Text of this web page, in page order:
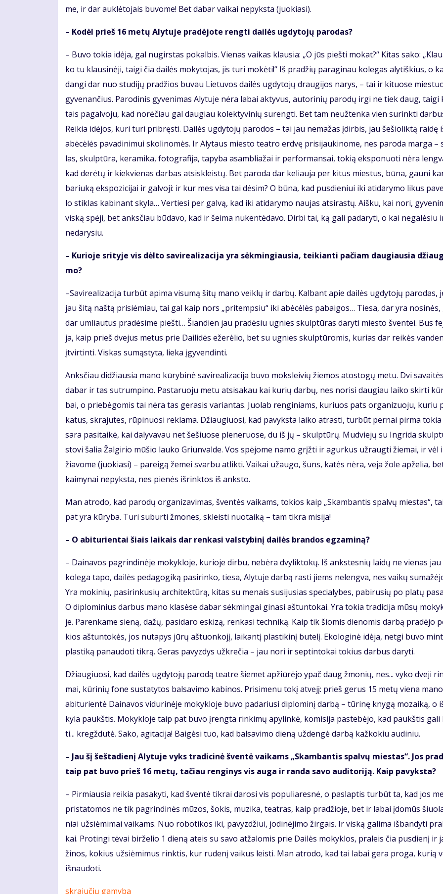
me, ir dar auk­lė­to­jais bu­vo­me! Bet da­bar vai­kai ne­pyks­ta (juo­kia­si).
– Ko­dėl prieš 16 me­tų Aly­tu­je pra­dė­jo­te reng­ti dai­lės ug­dy­to­jų pa­ro­das?
– Bu­vo to­kia idė­ja, gal nu­girs­tas po­kal­bis. Vie­nas vai­kas klau­sia: „O jūs pieš­ti mo­kat?“ Ki­tas sa­ko:
ko tu klau­si­nė­ji, tai­gi čia dai­lės mo­ky­to­jas, jis tu­ri mo­kė­ti!“ Iš pra­džių pa­ra­gi­nau ko­le­gas aly­tiš­kius, o
dan­gi dar nuo stu­di­jų pra­džios bu­vau Lie­tu­vos dai­lės ug­dy­to­jų drau­gi­jos na­rys, – tai ir ki­tuo­se
gy­ve­nan­čius. Pa­ro­di­nis gy­ve­ni­mas Aly­tu­je nė­ra la­bai ak­ty­vus, au­to­ri­nių pa­ro­dų ir­gi ne tiek daug,
tais pa­gal­vo­ju, kad no­rė­čiau gal dau­giau ko­lek­ty­vi­nių su­reng­ti. Bet tam ne­už­ten­ka vien su­rink­ti
Rei­kia idė­jos, ku­ri tu­ri pri­bręs­ti. Dai­lės ug­dy­to­jų pa­ro­dos – tai jau ne­ma­žas įdir­bis, jau še­šio­lik­tą rai­dę
abė­cė­lės pa­va­di­ni­mui sko­li­no­mės. Ir Aly­taus mies­to te­at­ro erd­vę pri­si­jau­ki­no­me, nes pa­ro­da mar­ga
las, skulp­tū­ra, ke­ra­mi­ka, fo­to­gra­fi­ja, ta­py­ba asam­blia­žai ir per­for­man­sai, to­kią eksponuoti nė­ra
kad de­rė­tų ir kiek­vie­nas dar­bas at­si­skleis­tų. Bet pa­ro­da dar ke­liau­ja per ki­tus mies­tus, bū­na, gau­ni
ba­riu­ką eks­po­zi­ci­jai ir gal­vo­ji: ir kur mes vi­sa tai dė­sim? O bū­na, kad pus­die­niui iki ati­da­ry­mo li­kus
lo stik­las ka­bi­nant sky­la… Ver­tie­si per gal­vą, kad iki ati­da­ry­mo nau­jas at­si­ras­tų. Aiš­ku, kai no­ri,
vis­ką spė­ji, bet anks­čiau bū­da­vo, kad ir šei­ma nu­ken­tė­da­vo. Dir­bi tai, ką ga­li pa­da­ry­ti, o kai ne­ga­lė­siu
ne­da­ry­siu.
– Ku­rio­je sri­ty­je vis dėl­to sa­vi­re­a­li­za­ci­ja yra sėk­min­giau­sia, tei­kian­ti pa­čiam dau­giau­sia
mo?
–Sa­vi­re­a­li­za­ci­ja tur­būt ap­ima vi­su­mą ši­tų ma­no veik­lų ir dar­bų. Kal­bant apie dai­lės ug­dy­to­jų pa­ro­das,
jau ši­tą naš­tą pri­si­ė­miau, tai gal kaip nors „pritemp­siu“ iki abė­cė­lės pa­bai­gos… Tie­sa, dar yra no­si­nės,
dar um­liau­tus pra­dė­si­me pieš­ti… Šian­dien jau pra­dė­siu ug­nies skulp­tū­ras da­ry­ti mies­to šven­tei. Bus
ja, kaip prieš dve­jus me­tus prie Dai­li­dės eže­rė­lio, bet su ug­nies skulp­tū­ro­mis, ku­rias dar rei­kės
įtvirtinti. Viskas sumąstyta, lieka įgyvendinti.
Anks­čiau di­džiau­sia ma­no kū­ry­bi­nė sa­vi­re­a­li­za­ci­ja bu­vo moks­lei­vių žie­mos atos­to­gų me­tu. Dvi
da­bar ir tas su­trum­pi­no. Pas­ta­ruo­ju me­tu at­si­sa­kau kai ku­rių dar­bų, nes no­ri­si dau­giau lai­ko skir­ti
bai, o prie­bė­go­mis tai nė­ra tas ge­ra­sis va­rian­tas. Juo­lab ren­gi­niams, ku­riuos pats or­ga­ni­zuo­ju, ku­riu
ka­tus, skra­ju­tes, rū­pi­nuo­si re­kla­ma. Džiau­giuo­si, kad pa­vyks­ta lai­ko at­ras­ti, tur­būt per­nai pir­ma
sa­ra pa­si­tai­kė, kai da­ly­va­vau net še­šiuo­se ple­ne­ruo­se, du iš jų – skulp­tū­rų. Mud­vie­jų su In­gri­da
sto­vi ša­lia Žal­gi­rio mū­šio lau­ko Griun­val­de. Vos spė­jo­me na­mo grįž­ti ir agur­kus už­raug­ti žie­mai, ir vėl
žia­vo­me (juo­kia­si) – pa­rei­gą že­mei svar­bu at­lik­ti. Vai­kai už­au­go, šuns, ka­tės nė­ra, ve­ja žo­le ap­že­lia,
kai­my­nai ne­pyks­ta, nes pie­nės iš­rink­tos iš anks­to.
Man at­ro­do, kad pa­ro­dų or­ga­ni­za­vi­mas, šven­tės vai­kams, to­kios kaip „Skam­ban­tis spal­vų mies­tas“,
pat yra kū­ry­ba. Tu­ri su­bur­ti žmo­nes, skleis­ti nuo­tai­ką – tam tik­ra mi­si­ja!
– O abi­tu­rien­tai šiais lai­kais dar ren­ka­si vals­ty­bi­nį dai­lės bran­dos eg­za­mi­ną?
– Dai­na­vos pa­grin­di­nė­je mo­kyk­lo­je, ku­rio­je dir­bu, ne­bė­ra dvy­lik­to­kų. Iš anks­tes­nių lai­dų ne vie­nas
ko­le­ga ta­po, dai­lės pe­da­go­gi­ką pa­si­rin­ko, tie­sa, Aly­tu­je dar­bą ras­ti jiems ne­leng­va, nes vai­kų
Yra mo­ki­nių, pa­si­rin­ku­sių ar­chi­tek­tū­rą, ki­tas su me­nais su­si­ju­sias spe­cia­ly­bes, pa­bi­ru­sių po pla­tų
O di­plo­mi­nius dar­bus ma­no kla­sė­se da­bar sėk­min­gai gi­na­si aš­tun­to­kai. Yra to­kia tra­di­ci­ja mū­sų
je. Parenkame sie­ną, da­žų, pa­si­da­ro es­ki­zą, ren­ka­si tech­ni­ką. Kaip tik šio­mis die­no­mis dar­bą pradėjo
kios aš­tun­to­kės, jos nu­ta­pys jū­rų aš­tuon­ko­jį, lai­kan­tį plas­ti­ki­nį bu­te­lį. Eko­lo­gi­nė idė­ja, net­gi bu­vo
plas­ti­ką pa­nau­do­ti tik­rą. Ge­ras pa­vyz­dys už­kre­čia – jau no­ri ir sep­tin­to­kai tokius darbus da­ry­ti.
Džiau­giuo­si, kad dai­lės ug­dy­to­jų pa­ro­dą te­at­re šie­met ap­žiū­rė­jo ypač daug žmo­nių, nes... vy­ko dve­ji
mai, kū­ri­nių fo­ne su­sta­ty­tos bal­sa­vi­mo ka­bi­nos. Pri­si­me­nu to­kį at­ve­jį: prieš ge­rus 15 me­tų vie­na ma­no
abi­tu­rien­tė Dai­na­vos vi­du­ri­nė­je mo­kyk­lo­je bu­vo pa­da­riu­si di­plo­mi­nį dar­bą – tū­ri­nę kny­gą mo­zai­ką, o
ky­la paukš­tis. Mo­kyk­lo­je taip pat bu­vo įreng­ta rin­ki­mų apy­lin­kė, ko­mi­si­ja pa­ste­bė­jo, kad paukš­tis
ti... kregž­du­tė. Sa­ko, agi­ta­ci­ja! Bai­gė­si tuo, kad bal­sa­vi­mo die­ną už­den­gė dar­bą kaž­ko­kiu au­di­niu.
– Jau šį šeš­ta­die­nį Aly­tu­je vyks tra­di­ci­nė šven­tė vai­kams „Skam­ban­tis spal­vų mies­tas“. Jos
taip pat bu­vo prieš 16 me­tų, ta­čiau ren­gi­nys vis au­ga ir ran­da sa­vo au­di­to­ri­ją. Kaip pa­vyks­ta?
– Pir­miau­sia rei­kia pa­sa­ky­ti, kad šven­tė tik­rai da­ro­si vis po­pu­lia­res­nė, o pa­slap­tis tur­būt ta, kad jos
pri­sta­to­mos ne tik pagrindinės mū­zos, šo­kis, mu­zi­ka, te­at­ras, kaip pra­džio­je, bet ir la­bai įdo­mūs
niai už­si­ė­mi­mai vai­kams. Nuo ro­bo­ti­kos iki, pa­vyz­džiui, jo­di­nė­ji­mo žir­gais. Ir vis­ką ga­li­ma iš­ban­dy­ti
kai. Pro­tin­gi tė­vai bir­že­lio 1 die­ną at­eis su sa­vo at­ža­lo­mis prie Dai­lės mo­kyk­los, pra­leis čia pus­die­nį ir
ži­nos, ko­kius už­si­ė­mi­mus rink­tis, kur ru­de­nį vai­kus leis­ti. Man at­ro­do, kad tai la­bai ge­ra pro­ga, ku­rią
iš­nau­do­ti.
skrajučių gamyba